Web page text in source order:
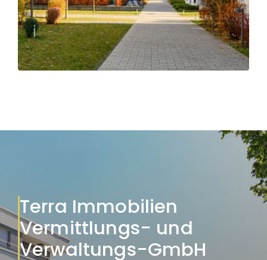
Terra Immobilien
Vermittlungs- und
Verwaltungs-GmbH